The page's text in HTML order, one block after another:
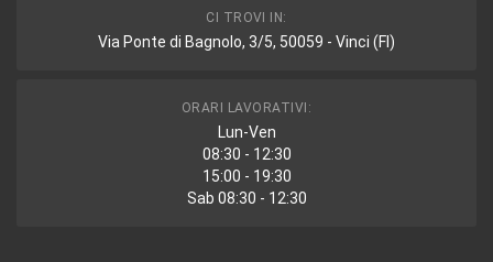
CI TROVI IN:
Via Ponte di Bagnolo, 3/5, 50059 - Vinci (FI)
ORARI LAVORATIVI:
Lun-Ven
08:30 - 12:30
15:00 - 19:30
Sab 08:30 - 12:30